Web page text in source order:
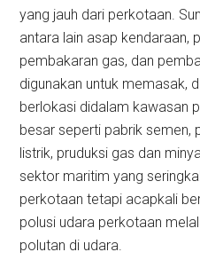
yang jauh dari perkotaan.
antara lain asap kendaraan,
pembakaran gas, dan
digunakan untuk memasak,
berlokasi didalam kawasan
besar seperti pabrik semen,
listrik, pruduksi gas dan
sektor maritim yang
perkotaan tetapi acapkali
polusi udara perkotaan
polutan di udara.